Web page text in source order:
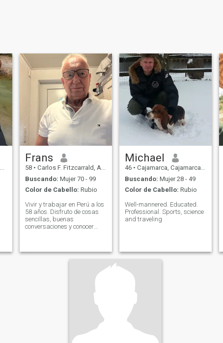
Frans
58 • Carlos F. Fitzcarrald, Ancash, Perú
Buscando: Mujer 70 - 99
Color de Cabello: Rubio
Vivir y trabajar en Perú a los
58 años. Disfruto de cosas
sencillas, buenas
conversaciones y conocer
Michael
46 • Cajamarca, Cajamarca, Perú
Buscando: Mujer 28 - 49
Color de Cabello: Rubio
Well-mannered. Educated.
Professional. Sports, science
and traveling